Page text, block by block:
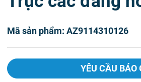
Mã sản phẩm: AZ9114310126
YÊU CẦU BÁO